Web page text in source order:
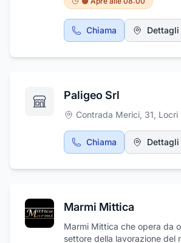
Chiama Dettagli
Paligeo Srl
Contrada Merici, 31, Locri
Chiama Dettagli
Marmi Mittica
Marmi Mittica che opera da
settore della lavorazione del